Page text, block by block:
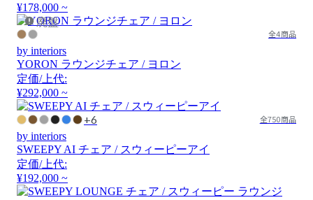
¥178,000 ~
廃盤
全4商品
by interiors
YORON ラウンジチェア / ヨロン
定価/上代:
¥292,000 ~
+6 全750商品
by interiors
SWEEPY AI チェア / スウィーピーアイ
定価/上代:
¥192,000 ~